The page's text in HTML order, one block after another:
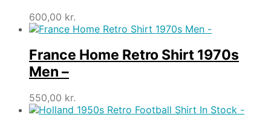
600,00 kr.
France Home Retro Shirt 1970s
Men –
550,00 kr.